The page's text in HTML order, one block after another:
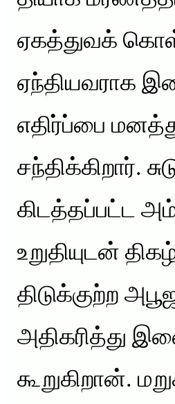
ஏகத்துவக்
ஏந்தியவராக
எதிர்ப்பை
சந்திக்கிறார்.
கிடத்தப்பட்ட
உறுதியுடன்
திடுக்குற்ற
அதிகரித்து
கூறுகிறான்.